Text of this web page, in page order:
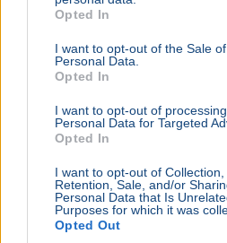
Opted In
I want to opt-out of the Sale
Personal Data.
Opted In
I want to opt-out of
Personal Data for Targeted
Opted In
I want to opt-out of Collection,
Retention, Sale, and/or
Personal Data that Is
Purposes for which it was
Opted Out
Négy jelölt közül választhat a
új elnököt szeptember 26-án,
lemondása után.